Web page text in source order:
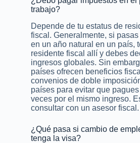
trabajo?
Depende de tu estatus de
fiscal. Generalmente, si
en un año natural en un país,
residente fiscal allí y debes
ingresos globales. Sin
países ofrecen beneficios
convenios de doble
países para evitar que
veces por el mismo ingreso.
consultar con un asesor fiscal.
¿Qué pasa si cambio de
tenga la visa?